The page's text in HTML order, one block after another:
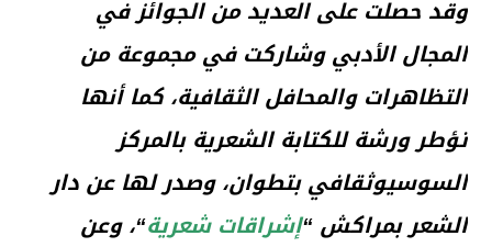
وقد حصلت على العديد من الجوائز في
المجال الأدبي وشاركت في مجموعة من
التظاهرات والمحافل الثقافية، كما أنها
تؤطر ورشة للكتابة الشعرية بالمركز
السوسيوثقافي بتطوان، وصدر لها عن دار
الشعر بمراكش “إشراقات شعرية“، وعن